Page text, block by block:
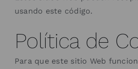
usando este código.
Política de
Para que este sitio Web